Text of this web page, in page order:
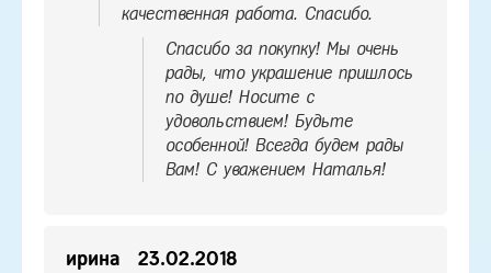
качественная работа. Спасибо.
Спасибо за покупку! Мы очень
рады, что украшение пришлось
по душе! Носите с
удовольствием! Будьте
особенной! Всегда будем рады
Вам! С уважением Наталья!
ирина 23.02.2018